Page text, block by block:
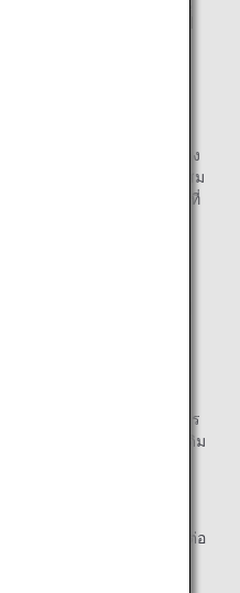
ายอะไรบ้างกว่าที่
ารนั้นมีความละเอียดอ่อน
านอย่างหนัก ถึงแม้จะไม่
ต่เราสามารถสื่อสารกับช่าง
งถูกหลายครั้งในด้านการผสม
ารเผา จนได้ผลลัพธ์สุดท้ายที่
อยู่ในพื้นที่พรีเมียม
ละปรับปรุงการใช้งาน
งที่จะสร้างพื้นที่ที่แสดงถึงการ
คการออกแบบฉบับญี่ปุ่นดั้งเดิม
าในการรีไซเคิลทรัพยากร
รเพิ่มความสะดวกให้ลูกค้าต่อ
กรที่มีจำกัดอย่างมี